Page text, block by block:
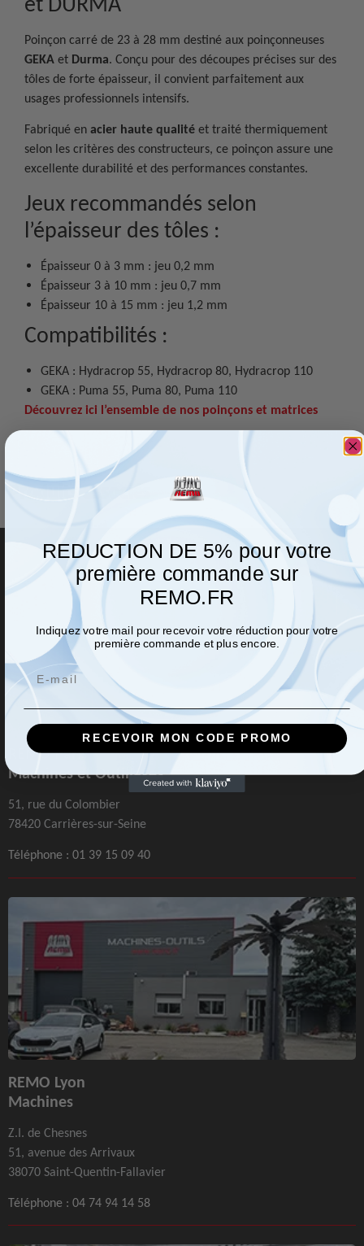
Poinçon carré de 23 à 28 mm destiné aux poinçonneuses
GEKA et Durma. Conçu pour des découpes précises sur des
tôles de forte épaisseur, il convient parfaitement aux
usages professionnels intensifs.
Fabriqué en acier haute qualité et traité thermiquement
selon les critères des constructeurs, ce poinçon assure une
excellente durabilité et des performances constantes.
Jeux recommandés selon
l’épaisseur des tôles :
Épaisseur 0 à 3 mm : jeu 0,2 mm
Épaisseur 3 à 10 mm : jeu 0,7 mm
Épaisseur 10 à 15 mm : jeu 1,2 mm
Compatibilités :
GEKA : Hydracrop 55, Hydracrop 80, Hydracrop 110
GEKA : Puma 55, Puma 80, Puma 110
Découvrez ici l’ensemble de nos poinçons et matrices
Produits associés
REMO Paris
Machines et Outillages
51, rue du Colombier
78420 Carrières-sur-Seine
Téléphone : 01 39 15 09 40
REMO Lyon
Machines
Z.I. de Chesnes
51, avenue des Arrivaux
38070 Saint-Quentin-Fallavier
Téléphone : 04 74 94 14 58
REDUCTION DE 5% pour votre
première commande sur
REMO.FR
Indiquez votre mail pour recevoir votre réduction pour votre
première commande et plus encore.
Email
RECEVOIR MON CODE PROMO